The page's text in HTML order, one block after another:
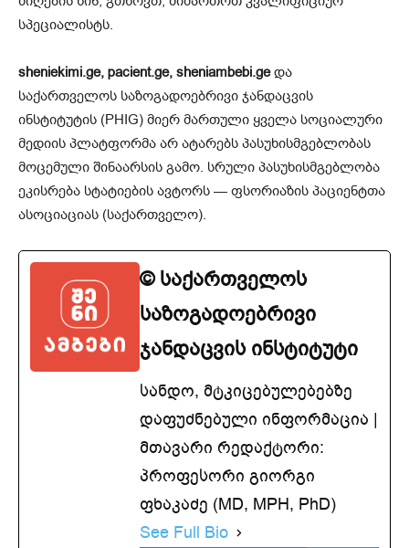
სპეციალისტს.
sheniekimi.ge, pacient.ge, sheniambebi.geდა
საქართველოს საზოგადოებრივი ჯანდაცვის
ინსტიტუტის (PHIG) მიერ მართული ყველა სოციალური
მედიის პლატფორმა არ ატარებს პასუხისმგებლობას
მოცემული შინაარსის გამო. სრული პასუხისმგებლობა
ეკისრება სტატიების ავტორს — ფსორიაზის პაციენტთა
ასოციაციას (საქართველო).
© საქართველოს
საზოგადოებრივი
ჯანდაცვის ინსტიტუტი
სანდო, მტკიცებულებებზე
დაფუძნებული ინფორმაცია |
მთავარი რედაქტორი:
პროფესორი გიორგი
ფხაკაძე (MD, MPH, PhD)
See Full Bio